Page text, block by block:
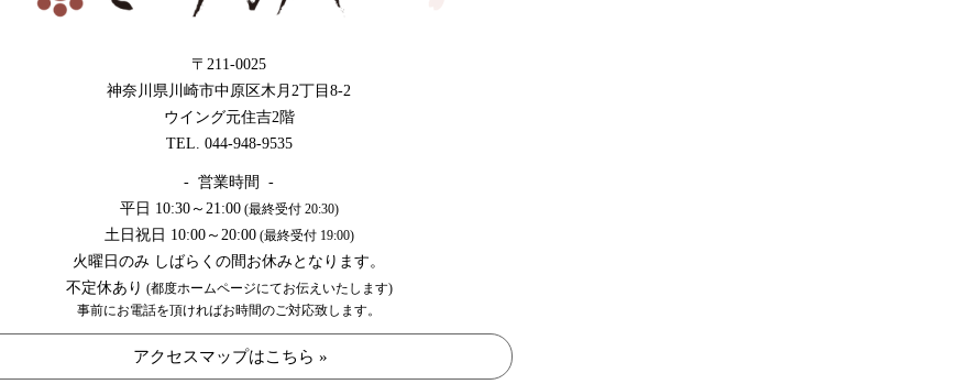
〒211-0025
神奈川県川崎市中原区木月2丁目8-2
ウイング元住吉2階
TEL. 044-948-9535
- 営業時間 -
平日 10:30～21:00(最終受付 20:30)
土日祝日 10:00～20:00(最終受付 19:00)
火曜日のみ しばらくの間お休みとなります。
不定休あり (都度ホームページにてお伝えいたします)
事前にお電話を頂ければお時間のご対応致します。
アクセスマップはこちら »